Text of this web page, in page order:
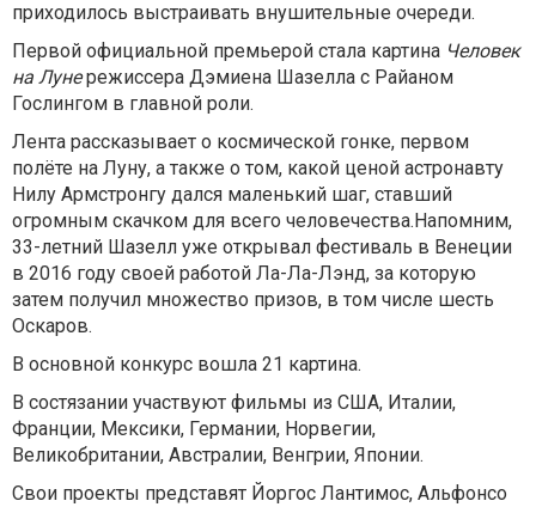
приходилось выстраивать внушительные очереди.
Первой официальной премьерой стала картина Человек
на Лунережиссера Дэмиена Шазелла с Райаном
Гослингом в главной роли.
Лента рассказывает о космической гонке, первом
полёте на Луну, а также о том, какой ценой астронавту
Нилу Армстронгу дался маленький шаг, ставший
огромным скачком для всего человечества.Напомним,
33-летний Шазелл уже открывал фестиваль в Венеции
в 2016 году своей работой Ла-Ла-Лэнд, за которую
затем получил множество призов, в том числе шесть
Оскаров.
В основной конкурс вошла 21 картина.
В состязании участвуют фильмы из США, Италии,
Франции, Мексики, Германии, Норвегии,
Великобритании, Австралии, Венгрии, Японии.
Свои проекты представят Йоргос Лантимос, Альфонсо